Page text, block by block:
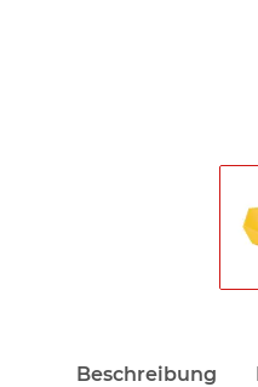
Beschreibung